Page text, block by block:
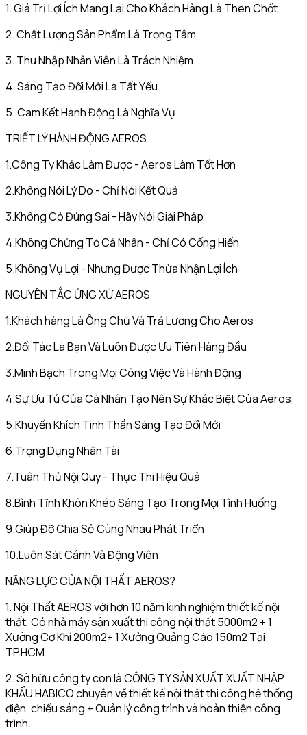
1. Giá Trị Lợi Ích Mang Lại Cho Khách Hàng Là Then Chốt
2. Chất Lượng Sản Phẩm Là Trọng Tâm
3. Thu Nhập Nhân Viên Là Trách Nhiệm
4. Sáng Tạo Đổi Mới Là Tất Yếu
5. Cam Kết Hành Động Là Nghĩa Vụ
TRIẾT LÝ HÀNH ĐỘNG AEROS
1.Công Ty Khác Làm Được - Aeros Làm Tốt Hơn
2.Không Nói Lý Do - Chỉ Nói Kết Quả
3.Không Có Đúng Sai - Hãy Nói Giải Pháp
4.Không Chứng Tỏ Cá Nhân - Chỉ Có Cống Hiến
5.Không Vụ Lợi - Nhưng Được Thừa Nhận Lợi Ích
NGUYÊN TẮC ỨNG XỬ AEROS
1.Khách hàng Là Ông Chủ Và Trả Lương Cho Aeros
2.Đối Tác Là Bạn Và Luôn Được Ưu Tiên Hàng Đầu
3.Minh Bạch Trong Mọi Công Việc Và Hành Động
4.Sự Ưu Tú Của Cá Nhân Tạo Nên Sự Khác Biệt Của Aeros
5.Khuyến Khích Tinh Thần Sáng Tạo Đổi Mới
6.Trọng Dụng Nhân Tài
7.Tuân Thủ Nội Quy - Thực Thi Hiệu Quả
8.Bình Tĩnh Khôn Khéo Sáng Tạo Trong Mọi Tình Huống
9.Giúp Đỡ Chia Sẻ Cùng Nhau Phát Triển
10.Luôn Sát Cánh Và Động Viên
NĂNG LỰC CỦA NỘI THẤT AEROS?
1. Nội Thất AEROS với hơn 10 năm kinh nghiệm thiết kế nội
thất, Có nhà máy sản xuất thi công nội thất 5000m2 + 1
Xưởng Cơ Khí 200m2+ 1 Xưởng Quảng Cáo 150m2 Tại
TP.HCM
2. Sở hữu công ty con là CÔNG TY SẢN XUẤT XUẤT NHẬP
KHẨU HABICO chuyên về thiết kế nội thất thi công hệ thống
điện, chiếu sáng + Quản lý công trình và hoàn thiện công
trình.